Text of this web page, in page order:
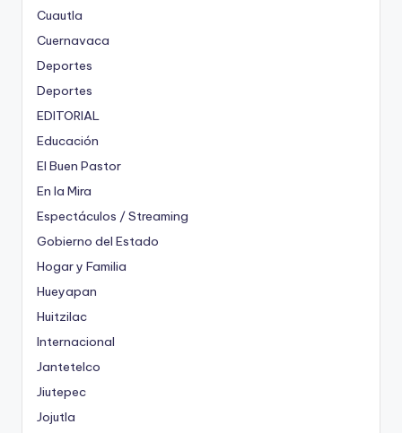
Cuautla
Cuernavaca
Deportes
Deportes
EDITORIAL
Educación
El Buen Pastor
En la Mira
Espectáculos / Streaming
Gobierno del Estado
Hogar y Familia
Hueyapan
Huitzilac
Internacional
Jantetelco
Jiutepec
Jojutla